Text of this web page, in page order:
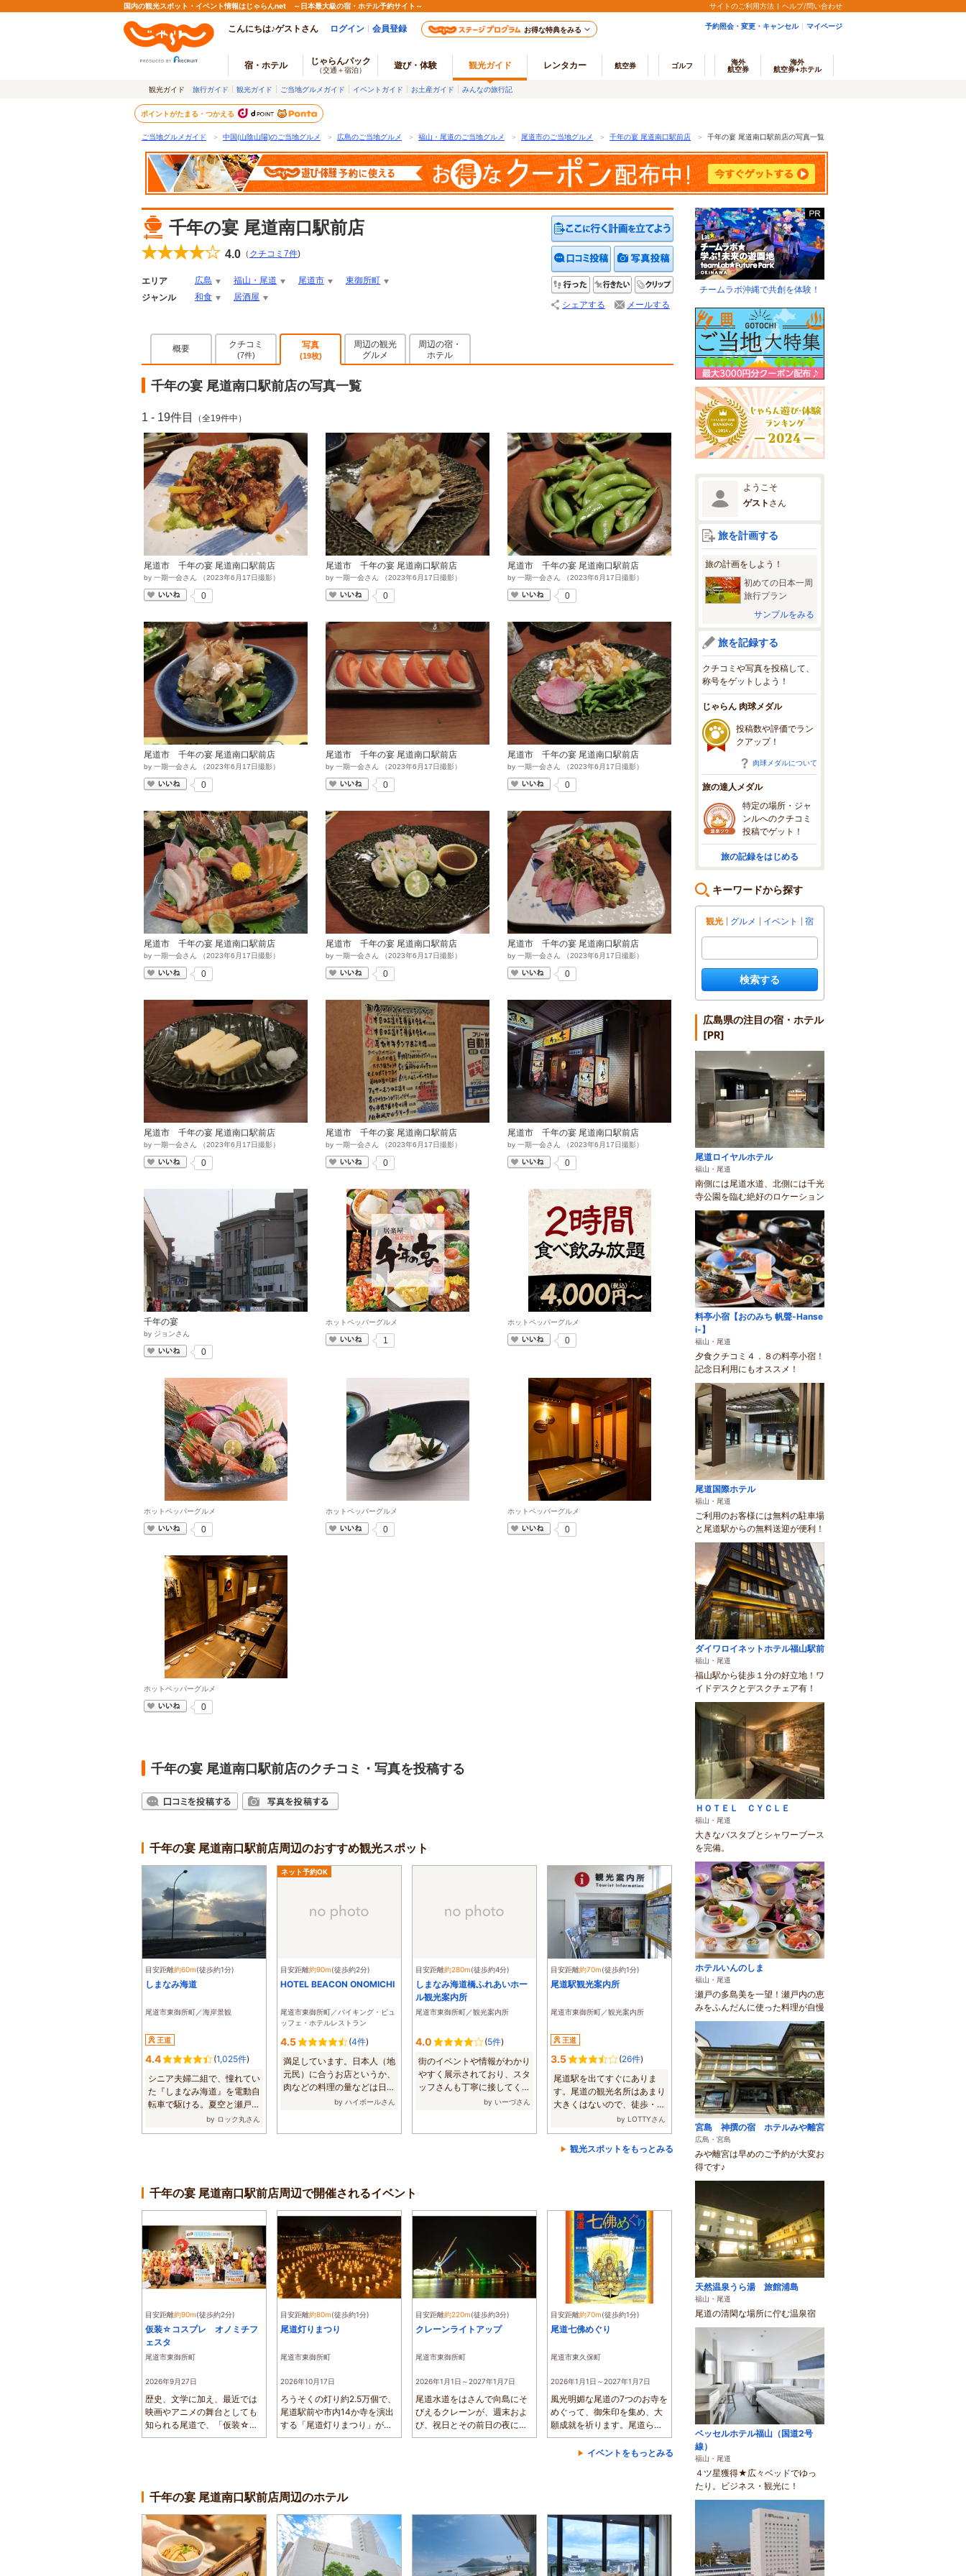
国内の観光スポット・イベント情報はじゃらんnet ～日本最大級の宿・ホテル予約サイト～ サイトのご利用方法 ヘルプ/問い合わせ
こんにちは♪ゲストさん ログイン 会員登録 お得な特典をみる 予約照会・変更・キャンセル マイページ
宿・ホテル じゃらんパック
（交通＋宿泊） 遊び・体験 観光ガイド レンタカー 航空券 ゴルフ
海外
航空券
海外
航空券+ホテル
観光ガイド 旅行ガイド 観光ガイド ご当地グルメガイド イベントガイド お土産ガイド みんなの旅行記
ポイントがたまる・つかえる
ご当地グルメガイド ＞ 中国(山陰山陽)のご当地グルメ ＞ 広島のご当地グルメ ＞ 福山・尾道のご当地グルメ ＞ 尾道市のご当地グルメ ＞ 千年の宴 尾道南口駅前店 ＞ 千年の宴 尾道南口駅前店の写真一覧
千年の宴 尾道南口駅前店
4.0 （ クチコミ 7件)
エリア 広島 福山・尾道 尾道市
東御所町
ジャンル
和食 居酒屋
クチコミを投稿する写真を投稿する
行った 行きたい
シェアする メールする
概要 クチコミ
(7件)
写真
(19枚)
周辺の観光
グルメ
周辺の宿・
ホテル
千年の宴 尾道南口駅前店の写真一覧
1 - 19件目 （全19件中）
尾道市 千年の宴 尾道南口駅前店
by 一期一会さん （2023年6 月 17日撮影）
いいね
0
尾道市 千年の宴 尾道南口駅前店
by 一期一会さん （2023年6 月 17日撮影）
いいね
0
尾道市 千年の宴 尾道南口駅前店
by 一期一会さん （2023年6 月 17日撮影）
いいね
0
尾道市 千年の宴 尾道南口駅前店
by 一期一会さん （2023年6 月 17日撮影）
いいね
0
尾道市 千年の宴 尾道南口駅前店
by 一期一会さん （2023年6 月 17日撮影）
いいね
0
尾道市 千年の宴 尾道南口駅前店
by 一期一会さん （2023年6 月 17日撮影）
いいね
0
尾道市 千年の宴 尾道南口駅前店
by 一期一会さん （2023年6 月 17日撮影）
いいね
0
尾道市 千年の宴 尾道南口駅前店
by 一期一会さん （2023年6 月 17日撮影）
いいね
0
尾道市 千年の宴 尾道南口駅前店
by 一期一会さん （2023年6 月 17日撮影）
いいね
0
尾道市 千年の宴 尾道南口駅前店
by 一期一会さん （2023年6 月 17日撮影）
いいね
0
尾道市 千年の宴 尾道南口駅前店
by 一期一会さん （2023年6 月 17日撮影）
いいね
0
尾道市 千年の宴 尾道南口駅前店
by 一期一会さん （2023年6 月 17日撮影）
いいね
0
千年の宴
by ジョンさん
いいね
0
ホットペッパーグルメ
いいね
1
ホットペッパーグルメ
いいね
0
ホットペッパーグルメ
いいね
0
ホットペッパーグルメ
いいね
0
ホットペッパーグルメ
いいね
0
ホットペッパーグルメ
いいね
0
千年の宴 尾道南口駅前店のクチコミ・写真を投稿する
千年の宴 尾道南口駅前店周辺のおすすめ観光スポット
目安距離約60m(徒歩約1分)
しまなみ海道
尾道市東御所町／海岸景観
王道
4.4 (1,025件)
シニア夫婦二組で、憧れてい
た『しまなみ海道』を電動自
転車で駆ける。夏空と瀬戸内
by ロック丸さん
ネット予約OK
目安距離約90m(徒歩約2分)
HOTEL BEACON ONOMICHI
尾道市東御所町／バイキング・ビュ
ッフェ・ホテルレストラン
4.5 (4件)
満足しています。日本人（地
元民）に合うお店というか、
肉などの料理の量などは日本
人向けかなと...by ハイボールさん
目安距離約280m(徒歩約4分)
しまなみ海道橋ふれあいホー
ル観光案内所
尾道市東御所町／観光案内所
4.0 (5件)
街のイベントや情報がわかり
やすく展示されており、スタ
ッフさんも丁寧に接してくれ
by いーづさん
目安距離約70m(徒歩約1分)
尾道駅観光案内所
尾道市東御所町／観光案内所
王道
3.5 (26件)
尾道駅を出てすぐにありま
す。尾道の観光名所はあまり
大きくはないので、徒歩・自
転車で回れるた...by LOTTYさん
観光スポットをもっとみる
千年の宴 尾道南口駅前店周辺で開催されるイベント
目安距離約90m(徒歩約2分)
仮装☆コスプレ オノミチフ
ェスタ
尾道市東御所町
2026年9月27日
歴史、文学に加え、最近では
映画やアニメの舞台としても
知られる尾道で、「仮装☆コ
スプレ オノ...
目安距離約80m(徒歩約1分)
尾道灯りまつり
尾道市東御所町
2026年10月17日
ろうそくの灯り約2.5万個で、
尾道駅前や市内14か寺を演出
する「尾道灯りまつり」が開
催されます...
目安距離約220m(徒歩約3分)
クレーンライトアップ
尾道市東御所町
2026年1月1日～2027年1月7日
尾道水道をはさんで向島にそ
びえるクレーンが、週末およ
び、祝日とその前日の夜に、
青、黄、緑、...
目安距離約70m(徒歩約1分)
尾道七佛めぐり
尾道市東久保町
2026年1月1日～2027年1月7日
風光明媚な尾道の7つのお寺を
めぐって、御朱印を集め、大
願成就を祈ります。尾道らし
い坂道や石...
イベントをもっとみる
千年の宴 尾道南口駅前店周辺のホテル
チームラボ沖縄で共創を体験！
ようこそ
ゲスト さん
旅を計画する
旅の計画をしよう！
初めての日本一周
旅行プラン
サンプルをみる
旅を記録する
クチコミや写真を投稿して、
称号をゲットしよう！
じゃらん 肉球メダル
投稿数や評価でラン
クアップ！
肉球メダルについて
旅の達人メダル
特定の場所・ジャ
ンルへのクチコミ
投稿でゲット！
旅の記録をはじめる
キーワードから探す
観光 グルメ イベント 宿
検索する
広島県の注目の宿・ホテル
[PR]
尾道ロイヤルホテル
福山・尾道
南側には尾道水道、北側には千光
寺公園を臨む絶好のロケーション
料亭小宿【おのみち 帆聲-Hanse
i-】
福山・尾道
夕食クチコミ４．８の料亭小宿！
記念日利用にもオススメ！
尾道国際ホテル
福山・尾道
ご利用のお客様には無料の駐車場
と尾道駅からの無料送迎が便利！
ダイワロイネットホテル福山駅前
福山・尾道
福山駅から徒歩１分の好立地！ワ
イドデスクとデスクチェア有！
ＨＯＴＥＬ ＣＹＣＬＥ
福山・尾道
大きなバスタブとシャワーブース
を完備。
ホテルいんのしま
福山・尾道
瀬戸の多島美を一望！瀬戸内の恵
みをふんだんに使った料理が自慢
宮島 神撰の宿 ホテルみや離宮
広島・宮島
みや離宮は早めのご予約が大変お
得です♪
天然温泉うら湯 旅館浦島
福山・尾道
尾道の清閑な場所に佇む温泉宿
ベッセルホテル福山（国道2号
線）
福山・尾道
４ツ星獲得★広々ベッドでゆっ
たり。ビジネス・観光に！